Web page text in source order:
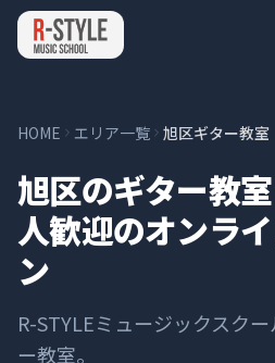
HOME エリア一覧 旭区ギター教室
旭区のギター教
人歓迎のオンラ
ン
R-STYLEミュージックスク
ー教室。